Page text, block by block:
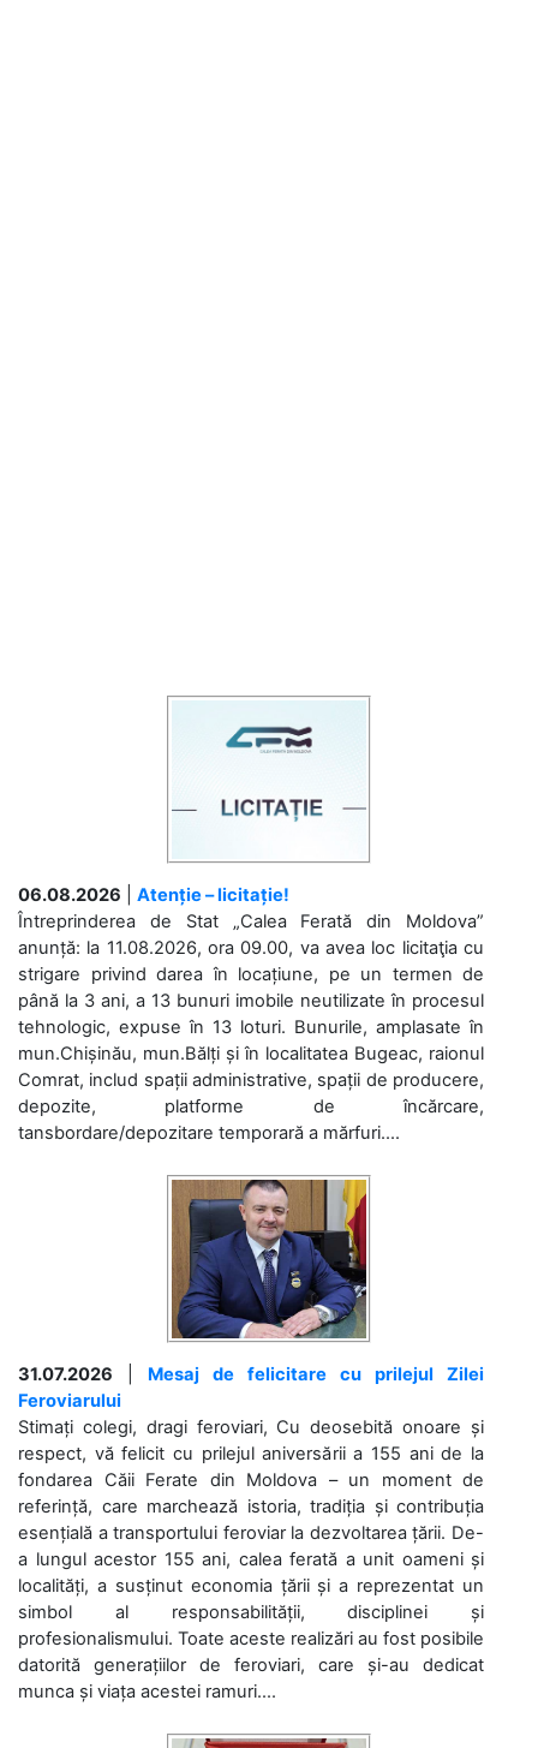
06.08.2026
Atenție – licitație!
Întreprinderea de Stat „Calea Ferată din Moldova”
anunță: la 11.08.2026, ora 09.00, va avea loc licitaţia cu
strigare privind darea în locațiune, pe un termen de
până la 3 ani, a 13 bunuri imobile neutilizate în procesul
tehnologic, expuse în 13 loturi. Bunurile, amplasate în
mun.Chișinău, mun.Bălți și în localitatea Bugeac, raionul
Comrat, includ spații administrative, spații de producere,
depozite, platforme de încărcare,
tansbordare/depozitare temporară a mărfuri....
31.07.2026
Mesaj de felicitare cu prilejul Zilei
Feroviarului
Stimați colegi, dragi feroviari, Cu deosebită onoare și
respect, vă felicit cu prilejul aniversării a 155 ani de la
fondarea Căii Ferate din Moldova – un moment de
referință, care marchează istoria, tradiția și contribuția
esențială a transportului feroviar la dezvoltarea țării. De-
a lungul acestor 155 ani, calea ferată a unit oameni și
localități, a susținut economia țării și a reprezentat un
simbol al responsabilității, disciplinei și
profesionalismului. Toate aceste realizări au fost posibile
datorită generațiilor de feroviari, care și-au dedicat
munca și viața acestei ramuri....